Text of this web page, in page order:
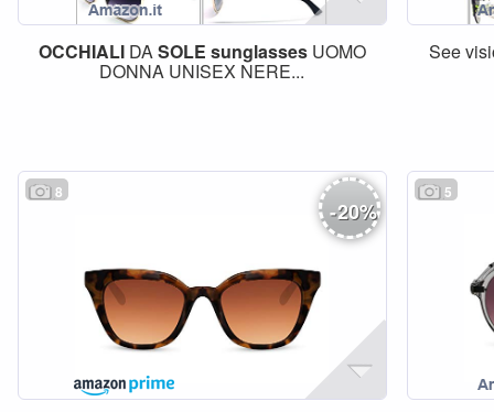
OCCHIALIDASOLE sunglassesUOMO
DONNA UNISEX NERE...
See
8
-20%
5